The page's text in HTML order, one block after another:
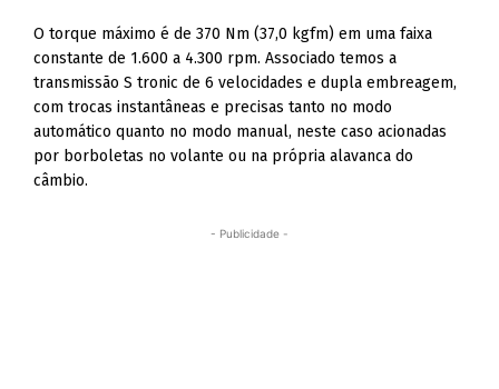
O torque máximo é de 370 Nm (37,0 kgfm) em uma faixa
constante de 1.600 a 4.300 rpm. Associado temos a
transmissão S tronic de 6 velocidades e dupla embreagem,
com trocas instantâneas e precisas tanto no modo
automático quanto no modo manual, neste caso acionadas
por borboletas no volante ou na própria alavanca do
câmbio.
- Publicidade -